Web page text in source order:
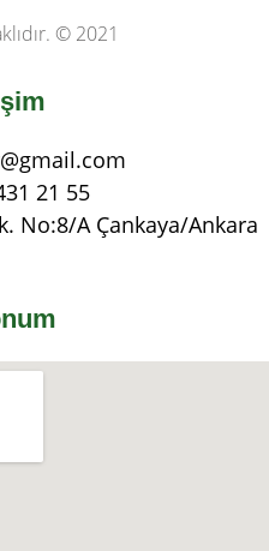
© 2021
21 55
No:8/A Çankaya/Ankara